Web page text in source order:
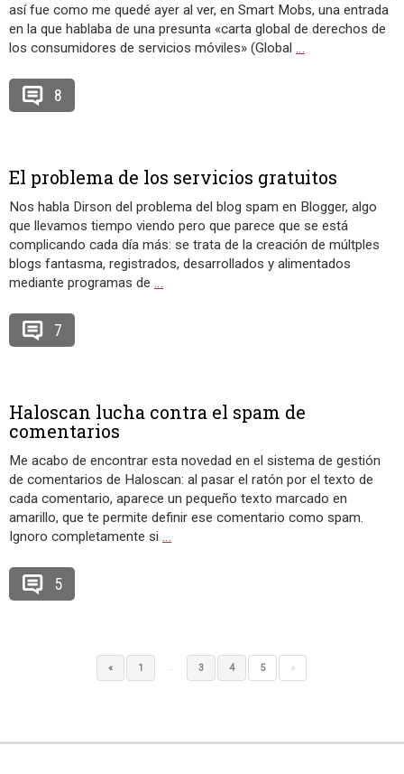
así fue como me quedé ayer al ver, en Smart Mobs, una entrada
en la que hablaba de una presunta «carta global de derechos de
los consumidores de servicios móviles» (Global …
8
El problema de los servicios gratuitos
Nos habla Dirson del problema del blog spam en Blogger, algo
que llevamos tiempo viendo pero que parece que se está
complicando cada día más: se trata de la creación de múltples
blogs fantasma, registrados, desarrollados y alimentados
mediante programas de …
7
Haloscan lucha contra el spam de
comentarios
Me acabo de encontrar esta novedad en el sistema de gestión
de comentarios de Haloscan: al pasar el ratón por el texto de
cada comentario, aparece un pequeño texto marcado en
amarillo, que te permite definir ese comentario como spam.
Ignoro completamente si …
5
« 1 … 3 4 5 »